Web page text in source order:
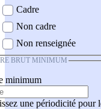
Cadre
Non cadre
Non renseignée
BRUT MINIMUM
minimum
une périodicité pour